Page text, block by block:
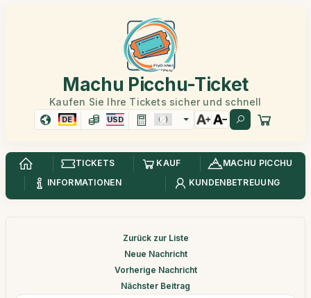
Machu Picchu-Ticket
Kaufen Sie Ihre Tickets sicher und schnell
DE USD
TICKETS KAUF
MACHU PICCHU
INFORMATIONEN
KUNDENBETREUUNG
Zurück zur Liste
Neue Nachricht
Vorherige Nachricht
Nächster Beitrag